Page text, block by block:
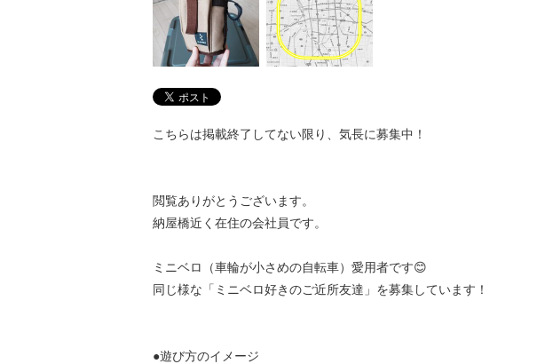
こちらは掲載終了してない限り、気長に募集中！
閲覧ありがとうございます。
納屋橋近く在住の会社員です。
ミニベロ（車輪が小さめの自転車）愛用者です😊
同じ様な「ミニベロ好きのご近所友達」を募集しています！
●遊び方のイメージ